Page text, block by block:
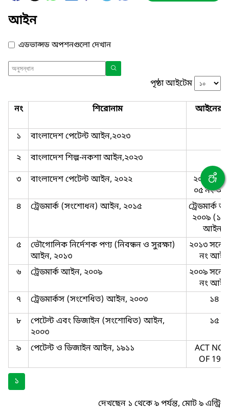
আইন
এডভান্সড অপশনগুলো দেখান
পৃষ্ঠা আইটেম
নং শিরোনাম আইনের
১
বাংলাদেশ পেটেন্ট আইন,২০২৩
২
বাংলাদেশ শিল্প-নকশা আইন,২০২৩
৩
বাংলাদেশ পেটেন্ট আইন, ২০২২
২০২২
০৫ নং
৪
ট্রেডমার্ক (সংশোধন) আইন, ২০১৫
ট্রেডমার্ক
২০০৯ (১৯
আইন)
৫
ভৌগোলিক নির্দেশক পণ্য (নিবন্ধন ও সুরক্ষা)
আইন, ২০১৩
২০১৩
নং আইন
৬
ট্রেডমার্ক আইন, ২০০৯
২০০৯
নং আইন
৭
ট্রেডমার্কস (সংশেধিত) আইন, ২০০৩
১৪
৮
পেটেন্ট এবং ডিজাইন (সংশোধিত) আইন,
২০০৩
১৫
৯ পেটেন্ট ও ডিজাইন আইন, ১৯১১
ACT NO.
OF
১
দেখছেন ১ থেকে ৯ পর্যন্ত, মোট ৯ এন্ট্রি